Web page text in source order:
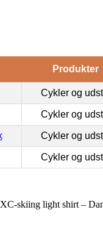
Produkter
Cykler og
Cykler og
Cykler og
Cykler og
skiing light shirt –